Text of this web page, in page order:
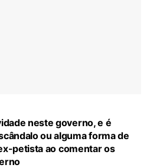
neste governo, e é
ou alguma forma de
petista ao comentar os